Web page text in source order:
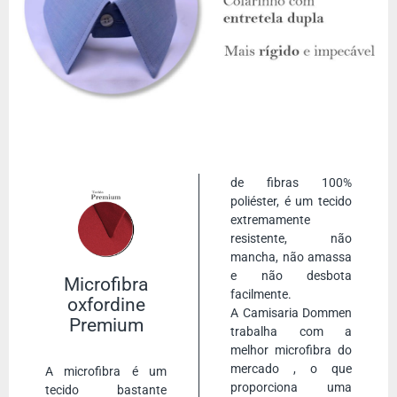
completar o visual.
Com um suéter de gola V: Use sua camisa palha por
baixo de um suéter de gola V em tons neutros, como
bege ou marrom, para um visual mais quente e
sofisticado.
Com um colete: Combine sua camisa palha com um
uma jaqueta de couro preta para um visual casual e
moderno. Use com jeans para completar o visual.
Amarrada na cintura: Amarrar a camisa palha na
cintura é uma ótima maneira de adicionar um toque de
estilo ao seu visual casual. Use com jeans e tênis para
Camisa social cáqui e sua composição e
A microfibra é um tecido bastante utilizado na linha de
camisaria pela sua praticidade no dia a dia. Por ser composto
Microfibra
oxfordine
Premium
A microfibra é um
tecido bastante
de fibras 100%
poliéster, é um tecido
extremamente
resistente, não
mancha, não amassa
e não desbota
facilmente.
A Camisaria Dommen
trabalha com a
melhor microfibra do
mercado , o que
proporciona uma